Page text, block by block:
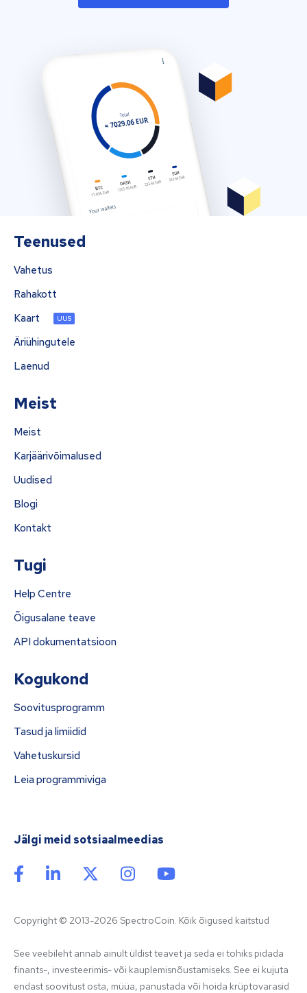
Teenused
Vahetus
Rahakott
Kaart
UUS
Äriühingutele
Laenud
Meist
Meist
Karjäärivõimalused
Uudised
Blogi
Kontakt
Tugi
Help Centre
Õigusalane teave
API dokumentatsioon
Kogukond
Soovitusprogramm
Tasud ja limiidid
Vahetuskursid
Leia programmiviga
Jälgi meid sotsiaalmeedias
Copyright © 2013-2026 SpectroCoin. Kõik õigused kaitstud
See veebileht annab ainult üldist teavet ja seda ei tohiks pidada
finants-, investeerimis- või kauplemisnõustamiseks. See ei kujuta
endast soovitust osta, müüa, panustada või hoida krüptovarasid